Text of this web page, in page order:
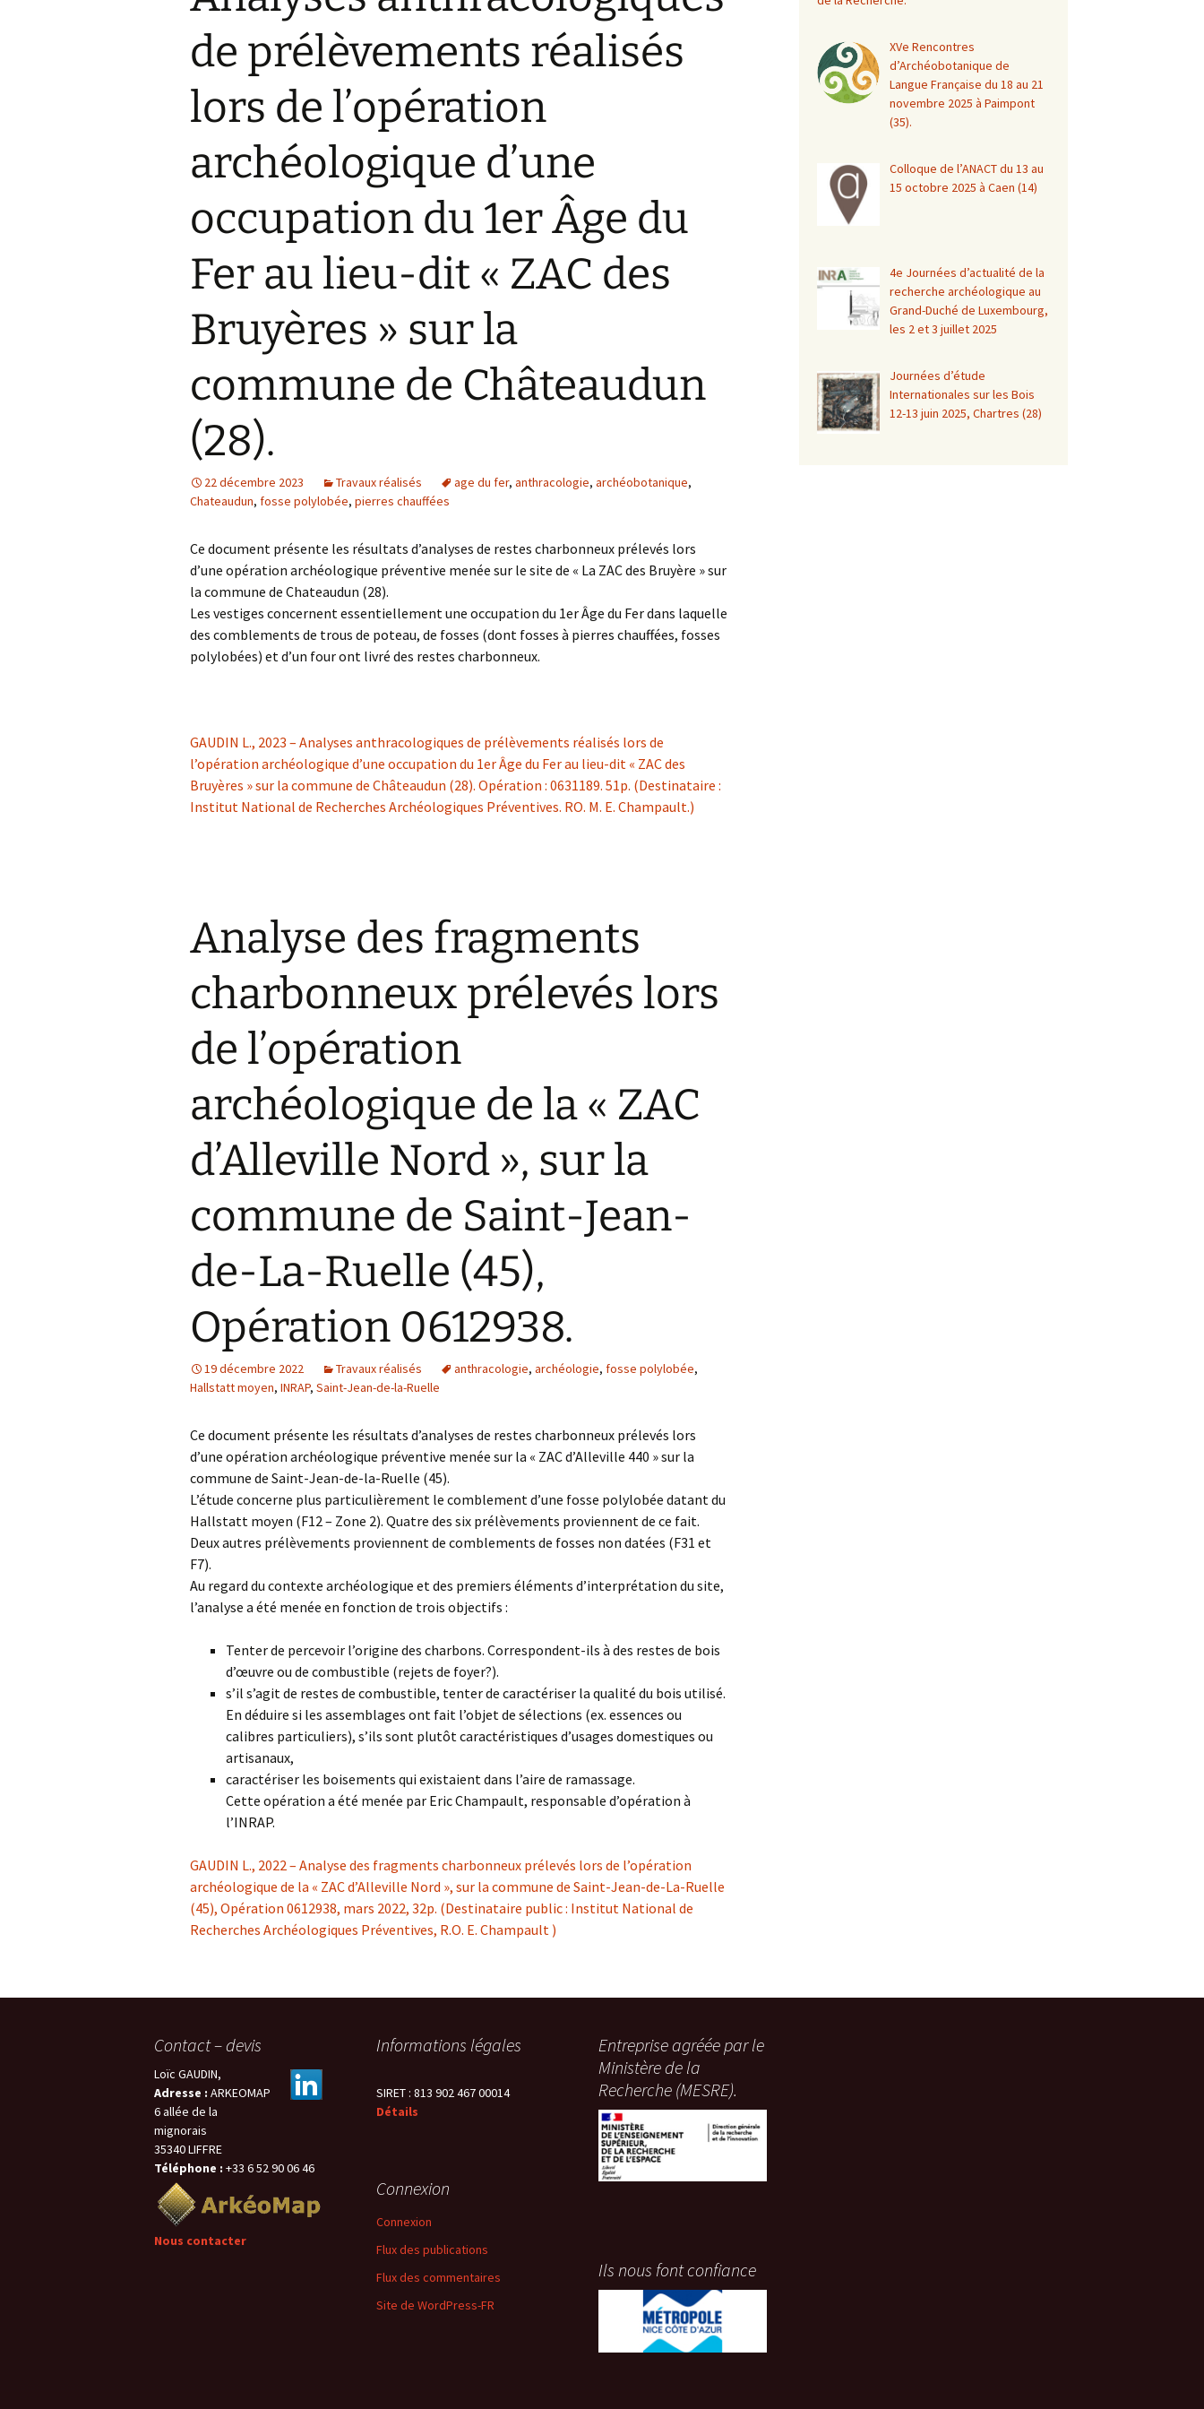
Équipement des données
archéologiques
de prélèvements réalisés
lors de l’opération
archéologique d’une
occupation du 1er Âge du
Fer au lieu-dit « ZAC des
Bruyères » sur la
commune de Châteaudun
(28).
22 décembre 2023 Travaux réalisés age du fer, anthracologie, archéobotanique,
Chateaudun, fosse polylobée, pierres chauffées
Ce document présente les résultats d’analyses de restes charbonneux prélevés lors
d’une opération archéologique préventive menée sur le site de « La ZAC des Bruyère » sur
la commune de Chateaudun (28).
Les vestiges concernent essentiellement une occupation du 1er Âge du Fer dans laquelle
des comblements de trous de poteau, de fosses (dont fosses à pierres chauffées, fosses
polylobées) et d’un four ont livré des restes charbonneux.
GAUDIN L., 2023 – Analyses anthracologiques de prélèvements réalisés lors de
l’opération archéologique d’une occupation du 1er Âge du Fer au lieu-dit « ZAC des
Bruyères » sur la commune de Châteaudun (28). Opération : 0631189. 51p. (Destinataire :
Institut National de Recherches Archéologiques Préventives. RO. M. E. Champault.)
Analyse des fragments
charbonneux prélevés lors
de l’opération
archéologique de la « ZAC
d’Alleville Nord », sur la
commune de Saint-Jean-
de-La-Ruelle (45),
Opération 0612938.
19 décembre 2022 Travaux réalisés anthracologie, archéologie, fosse polylobée,
Hallstatt moyen, INRAP, Saint-Jean-de-la-Ruelle
Ce document présente les résultats d’analyses de restes charbonneux prélevés lors
d’une opération archéologique préventive menée sur la « ZAC d’Alleville 440 » sur la
commune de Saint-Jean-de-la-Ruelle (45).
L’étude concerne plus particulièrement le comblement d’une fosse polylobée datant du
Hallstatt moyen (F12 – Zone 2). Quatre des six prélèvements proviennent de ce fait.
Deux autres prélèvements proviennent de comblements de fosses non datées (F31 et
F7).
Au regard du contexte archéologique et des premiers éléments d’interprétation du site,
l’analyse a été menée en fonction de trois objectifs :
Tenter de percevoir l’origine des charbons. Correspondent-ils à des restes de bois
d’œuvre ou de combustible (rejets de foyer?).
s’il s’agit de restes de combustible, tenter de caractériser la qualité du bois utilisé.
En déduire si les assemblages ont fait l’objet de sélections (ex. essences ou
calibres particuliers), s’ils sont plutôt caractéristiques d’usages domestiques ou
artisanaux,
caractériser les boisements qui existaient dans l’aire de ramassage.
Cette opération a été menée par Eric Champault, responsable d’opération à
l’INRAP.
GAUDIN L., 2022 – Analyse des fragments charbonneux prélevés lors de l’opération
archéologique de la « ZAC d’Alleville Nord », sur la commune de Saint-Jean-de-La-Ruelle
(45), Opération 0612938, mars 2022, 32p. (Destinataire public : Institut National de
Recherches Archéologiques Préventives, R.O. E. Champault )
XVe Rencontres
d’Archéobotanique de
Langue Française du 18 au 21
novembre 2025 à Paimpont
(35).
Colloque de l’ANACT du 13 au
15 octobre 2025 à Caen (14)
4e Journées d’actualité de la
recherche archéologique au
Grand-Duché de Luxembourg,
les 2 et 3 juillet 2025
Journées d’étude
Internationales sur les Bois
12-13 juin 2025, Chartres (28)
Contact – devis
Loïc GAUDIN,
Adresse : ARKEOMAP
6 allée de la
mignorais
35340 LIFFRE
Téléphone : +33 6 52 90 06 46
Nous contacter
Informations légales
SIRET : 813 902 467 00014
Détails
Entreprise agréée par le
Ministère de la
Recherche (MESRE).
Connexion
Connexion
Flux des publications
Flux des commentaires
Site de WordPress-FR
Ils nous font confiance